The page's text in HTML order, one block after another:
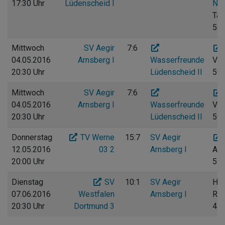
17:30 Uhr
Lüdenscheid I
Mittwoch
04.05.2016
20:30 Uhr
SV Aegir
Arnsberg I
7:6
Wasserfreunde
Lüdenscheid II
Mittwoch
04.05.2016
20:30 Uhr
SV Aegir
Arnsberg I
7:6
Wasserfreunde
Lüdenscheid II
Donnerstag
12.05.2016
20:00 Uhr
TV Werne
03 2
15:7
SV Aegir
Arnsberg I
Dienstag
07.06.2016
20:30 Uhr
SV
Westfalen
Dortmund 3
10:1
SV Aegir
Arnsberg I